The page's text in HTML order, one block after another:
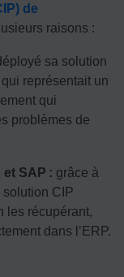
de
raisons :
sa solution
représentait un
qui
problèmes de
SAP : grâce à
CIP
les récupérant,
dans l’ERP.